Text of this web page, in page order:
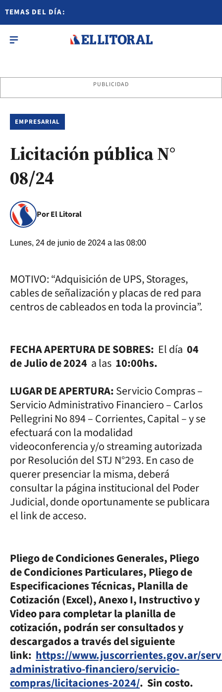
TEMAS DEL DÍA:
PUBLICIDAD
EMPRESARIAL
Licitación pública N°
08/24
Por El Litoral
Lunes, 24 de junio de 2024 a las 08:00
MOTIVO: “Adquisición de UPS, Storages,
cables de señalización y placas de red para
centros de cableados en toda la provincia”.
FECHA APERTURA DE SOBRES: El día 04
de Julio de 2024 a las 10:00hs.
LUGAR DE APERTURA:Servicio Compras –
Servicio Administrativo Financiero – Carlos
Pellegrini No 894 – Corrientes, Capital – y se
efectuará con la modalidad
videoconferencia y/o streaming autorizada
por Resolución del STJ N°293. En caso de
querer presenciar la misma, deberá
consultar la página institucional del Poder
Judicial, donde oportunamente se publicara
el link de acceso.
Pliego de Condiciones Generales, Pliego
de Condiciones Particulares, Pliego de
Especificaciones Técnicas, Planilla de
Cotización (Excel), Anexo I, Instructivo y
Video para completar la planilla de
cotización, podrán ser consultados y
descargados a través del siguiente
link: https://www.juscorrientes.gov.ar/
administrativo-financiero/servicio-
compras/licitaciones-2024/. Sin costo.